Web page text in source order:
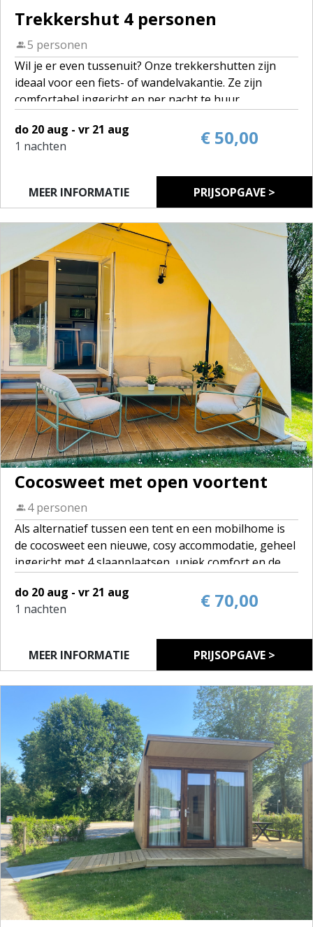
Trekkershut 4 personen
5 personen
Wil je er even tussenuit? Onze trekkershutten zijn
ideaal voor een fiets- of wandelvakantie. Ze zijn
comfortabel ingericht en per nacht te huur.
• 4 hutten voor 4 personen
• 1 hut voor 2 personen
een eenvoudige kookgelegenheid met keukenset.
de camping.
do 20 aug - vr 21 aug
1 nachten
€ 50,00
MEER INFORMATIE PRIJSOPGAVE >
Cocosweet met open voortent
4 personen
Als alternatief tussen een tent en een mobilhome is
de cocosweet een nieuwe, cosy accommodatie, geheel
ingericht met 4 slaapplaatsen, uniek comfort en de
voortent.
je kan heerlijk relaxen in de voortent.
Klinkt goed, niet?
do 20 aug - vr 21 aug
1 nachten
€ 70,00
MEER INFORMATIE PRIJSOPGAVE >